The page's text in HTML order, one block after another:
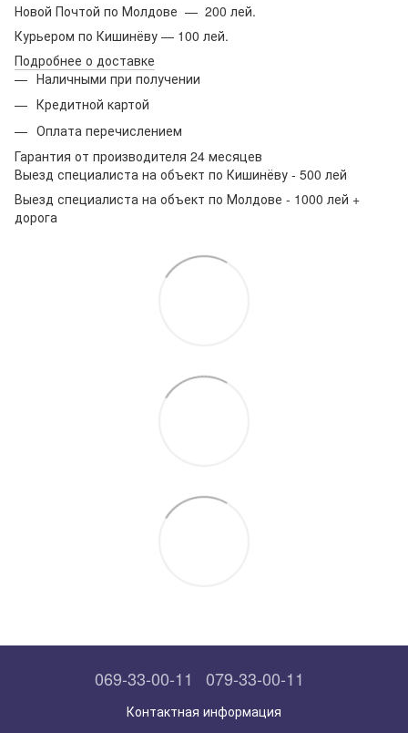
Новой Почтой по Молдове — 200 лей.
Курьером по Кишинёву — 100 лей.
Подробнее о доставке
Наличными при получении
Кредитной картой
Оплата перечислением
Гарантия от производителя 24 месяцев
Выезд специалиста на объект по Кишинёву - 500 лей
Выезд специалиста на объект по Молдове - 1000 лей +
дорога
069-33-00-11 079-33-00-11
Контактная информация